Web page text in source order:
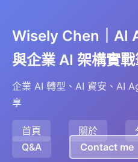
Wisely Chen｜AI
與企業 AI 架構實
企業 AI 轉型、AI 資安、AI
享
首頁 關於
Q&A
Contact me